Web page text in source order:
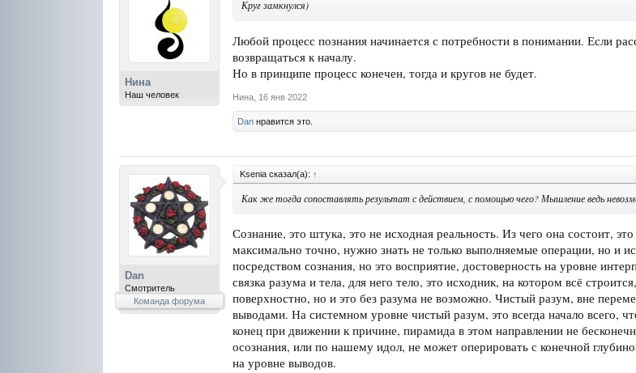
Нина
Наш человек
Круг замкнулся)
Любой процесс познания начинается с потребности в понимании. Если
возвращаться к началу.
Но в принципе процесс конечен, тогда и кругов не будет.
Нина 16 янв 2022
Dan нравится это.
Dan
Смотритель
Команда форума
Ksenia сказал(а): ↑
Как же тогда сопоставлять результат с действием, с помощью чего? Мышление ведь
Сознание, это штука, это не исходная реальность. Из чего она состоит,
максимально точно, нужно знать не только выполняемые операции, но и
посредством сознания, но это восприятие, достоверность на уровне
связка разума и тела, для него тело, это исходник, на котором всё
поверхностно, но и это без разума не возможно. Чистый разум, вне
выводами. На системном уровне чистый разум, это всегда начало всего,
конец при движении к причине, пирамида в этом направлении не
осознания, или по нашему идол, не может оперировать с конечной
на уровне выводов.